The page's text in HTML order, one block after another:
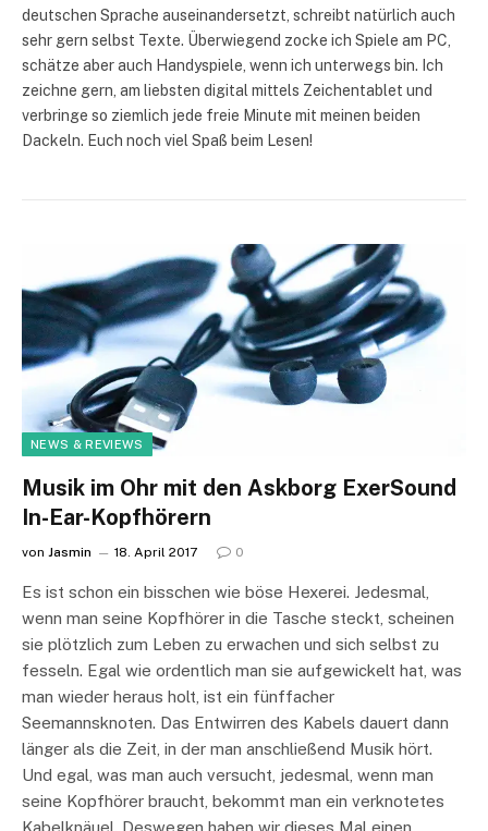
deutschen Sprache auseinandersetzt, schreibt natürlich auch
sehr gern selbst Texte. Überwiegend zocke ich Spiele am PC,
schätze aber auch Handyspiele, wenn ich unterwegs bin. Ich
zeichne gern, am liebsten digital mittels Zeichentablet und
verbringe so ziemlich jede freie Minute mit meinen beiden
Dackeln. Euch noch viel Spaß beim Lesen!
NEWS & REVIEWS
Musik im Ohr mit den Askborg ExerSound
In-Ear-Kopfhörern
von Jasmin 18. April 2017 0
Es ist schon ein bisschen wie böse Hexerei. Jedesmal,
wenn man seine Kopfhörer in die Tasche steckt, scheinen
sie plötzlich zum Leben zu erwachen und sich selbst zu
fesseln. Egal wie ordentlich man sie aufgewickelt hat, was
man wieder heraus holt, ist ein fünffacher
Seemannsknoten. Das Entwirren des Kabels dauert dann
länger als die Zeit, in der man anschließend Musik hört.
Und egal, was man auch versucht, jedesmal, wenn man
seine Kopfhörer braucht, bekommt man ein verknotetes